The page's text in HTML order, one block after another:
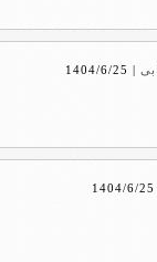
|
1404/6/25
1404/6/25